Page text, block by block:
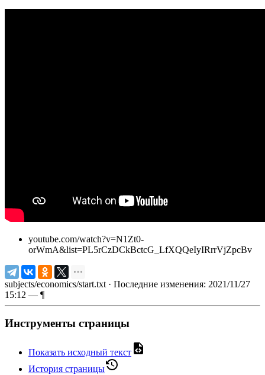
youtube.com/watch?v=N1Zt0-
orWmA&list=PL5rCzDCkBctcG_LfXQQeIyIRrrVjZpcBv
subjects/economics/start.txt · Последние изменения: 2021/11/27
15:12 — ¶
Инструменты страницы
Показать исходный текст
История страницы